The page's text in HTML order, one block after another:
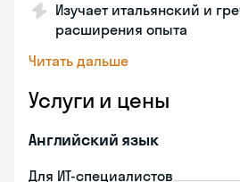
Изучает итальянский и
расширения опыта
Читать дальше
Услуги и цены
Английский язык
Для ИТ-специалистов